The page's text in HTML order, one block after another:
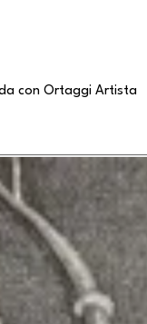
con Ortaggi Artista